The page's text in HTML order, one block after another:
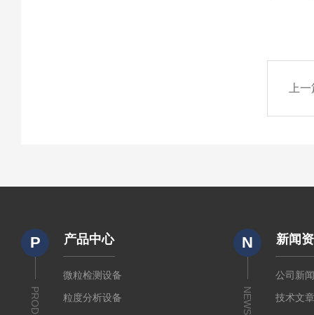
上
P 产品中心
微粒检测设备
粒度分析设备
N
NEWS
新闻
公司新
技术文